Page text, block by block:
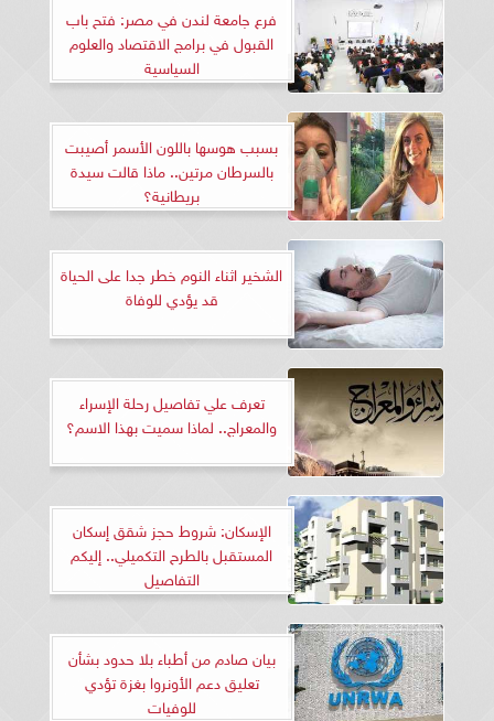
فرع جامعة لندن في مصر: فتح باب
القبول في برامج الاقتصاد والعلوم
السياسية
بسبب هوسها باللون الأسمر أصيبت
بالسرطان مرتين.. ماذا قالت سيدة
بريطانية؟
الشخير اثناء النوم خطر جدا على الحياة
قد يؤدي للوفاة
تعرف علي تفاصيل رحلة الإسراء
والمعراج.. لماذا سميت بهذا الاسم؟
الإسكان: شروط حجز شقق إسكان
المستقبل بالطرح التكميلي.. إليكم
التفاصيل
بيان صادم من أطباء بلا حدود بشأن
تعليق دعم الأونروا بغزة تؤدي
للوفيات